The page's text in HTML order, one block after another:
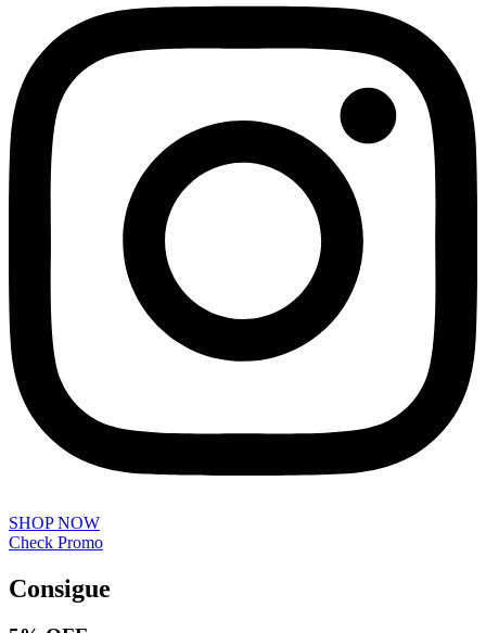
SHOP NOW
Check Promo
Consigue